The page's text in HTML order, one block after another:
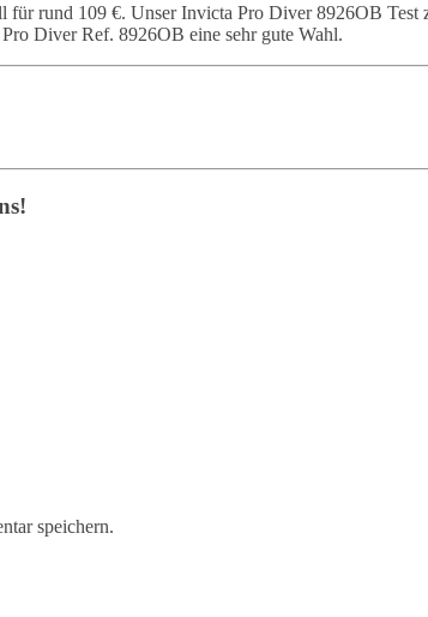
rund 109 €. Unser Invicta Pro Diver 8926OB
Diver Ref. 8926OB eine sehr gute Wahl.
speichern.